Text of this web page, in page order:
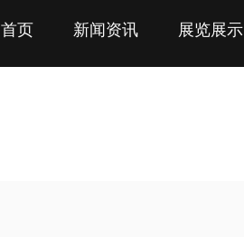
首页 新闻资讯 展览展示